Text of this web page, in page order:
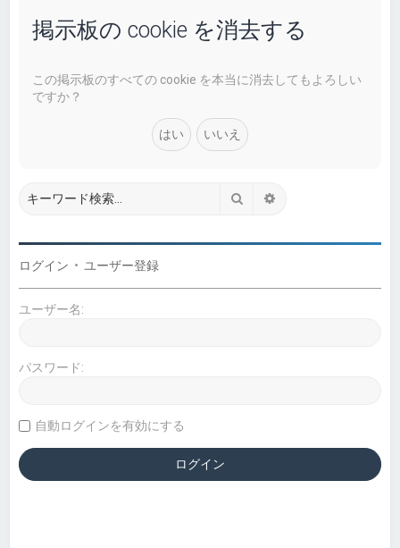
掲示板の cookie を消去する
この掲示板のすべての cookie を本当に消去してもよろしい
ですか？
検索
ログイン • ユーザー登録
ユーザー名:
パスワード:
自動ログインを有効にする